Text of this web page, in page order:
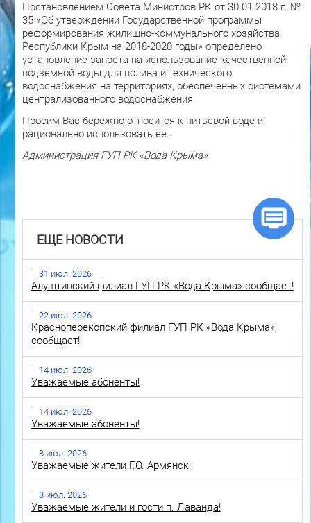
Постановлением Совета Министров РК от 30.01.2018 г. №
35 «Об утверждении Государственной программы
реформирования жилищно-коммунального хозяйства
Республики Крым на 2018-2020 годы» определено
установление запрета на использование качественной
подземной воды для полива и технического
водоснабжения на территориях, обеспеченных системами
централизованного водоснабжения.
Просим Вас бережно относится к питьевой воде и
рационально использовать ее.
Администрация ГУП РК «Вода Крыма»
ЕЩЕ НОВОСТИ
31 июл. 2026
Алуштинский филиал ГУП РК «Вода Крыма» сообщает!
22 июл. 2026
Красноперекопский филиал ГУП РК «Вода Крыма»
сообщает!
14 июл. 2026
Уважаемые абоненты!
14 июл. 2026
Уважаемые абоненты!
8 июл. 2026
Уважаемые жители Г.О. Армянск!
8 июл. 2026
Уважаемые жители и гости п. Лаванда!